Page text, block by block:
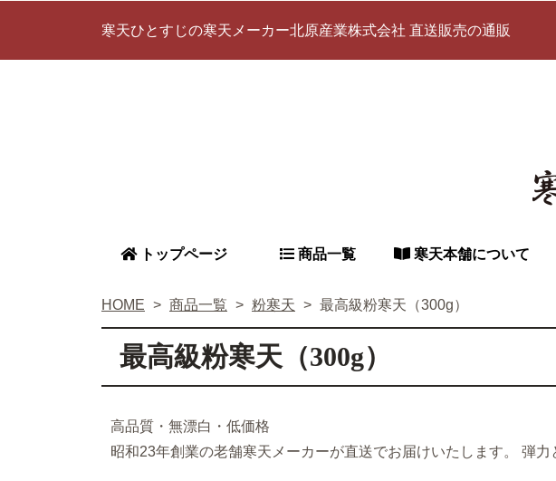
寒天ひとすじの寒天メーカー北原産業株式会社 直送販売の通販
トップページ 商品一覧 寒天本舗について
HOME 商品一覧 粉寒天 最高級粉寒天（300g）
最高級粉寒天（300g）
高品質・無漂白・低価格
昭和23年創業の老舗寒天メーカーが直送でお届けいたします。 弾